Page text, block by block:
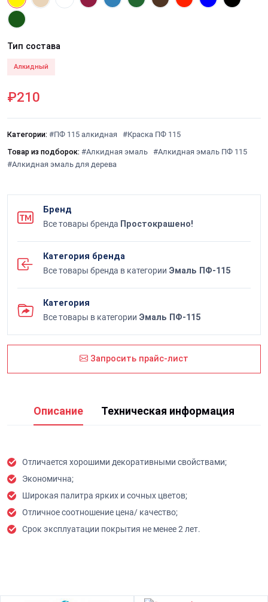
Тип состава
Алкидный
₽210
Категории: #ПФ 115 алкидная #Краска ПФ 115
Товар из подборок: #Алкидная эмаль #Алкидная эмаль ПФ 115
#Алкидная эмаль для дерева
Бренд
Все товары бренда Простокрашено!
Категория бренда
Все товары бренда в категории Эмаль ПФ-115
Категория
Все товары в категории Эмаль ПФ-115
Запросить прайс-лист
Описание Техническая информация
Отличается хорошими декоративными свойствами;
Экономична;
Широкая палитра ярких и сочных цветов;
Отличное соотношение цена/ качество;
Срок эксплуатации покрытия не менее 2 лет.